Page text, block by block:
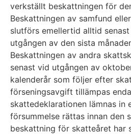
verkställt beskattningen för
Beskattningen av samfund
slutförs emellertid alltid
utgången av den sista
Beskattningen av andra
senast vid utgången av
kalenderår som följer efter
förseningsavgift tillämpas
skattedeklarationen lämnas in
försummelse rättas innan den
beskattning för skatteåret har